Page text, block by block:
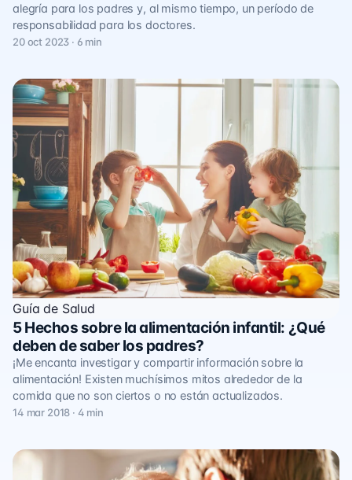
alegría para los padres y, al mismo tiempo, un período de
responsabilidad para los doctores.
20 oct 2023 · 6 min
Guía de Salud
5 Hechos sobre la alimentación infantil: ¿Qué
deben de saber los padres?
¡Me encanta investigar y compartir información sobre la
alimentación! Existen muchísimos mitos alrededor de la
comida que no son ciertos o no están actualizados.
14 mar 2018 · 4 min